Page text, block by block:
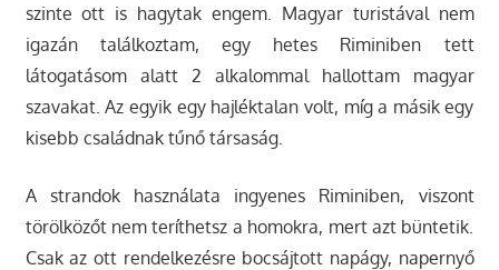
szinte ott is hagytak engem. Magyar turistával nem
igazán találkoztam, egy hetes Riminiben tett
látogatásom alatt 2 alkalommal hallottam magyar
szavakat. Az egyik egy hajléktalan volt, míg a másik egy
kisebb családnak tűnő társaság.
A strandok használata ingyenes Riminiben, viszont
törölközőt nem teríthetsz a homokra, mert azt büntetik.
Csak az ott rendelkezésre bocsájtott napágy, napernyő